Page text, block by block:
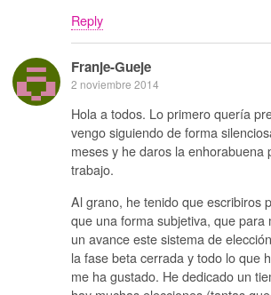
Reply
Franje-Gueje
2 noviembre 2014
Hola a todos. Lo primero quería
vengo siguiendo de forma
meses y he daros la enhorabuena
trabajo.
Al grano, he tenido que escribiros
que una forma subjetiva, que para
un avance este sistema de
la fase beta cerrada y todo lo que
me ha gustado. He dedicado un